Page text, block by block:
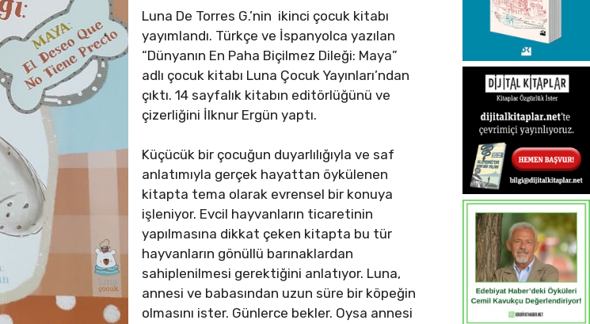
Luna De Torres G.’nin ikinci çocuk kitabı
yayımlandı. Türkçe ve İspanyolca yazılan
“Dünyanın En Paha Biçilmez Dileği: Maya”
adlı çocuk kitabı Luna Çocuk Yayınları’ndan
çıktı. 14 sayfalık kitabın editörlüğünü ve
çizerliğini İlknur Ergün yaptı.
Küçücük bir çocuğun duyarlılığıyla ve saf
anlatımıyla gerçek hayattan öykülenen
kitapta tema olarak evrensel bir konuya
işleniyor. Evcil hayvanların ticaretinin
yapılmasına dikkat çeken kitapta bu tür
hayvanların gönüllü barınaklardan
sahiplenilmesi gerektiğini anlatıyor. Luna,
annesi ve babasından uzun süre bir köpeğin
olmasını ister. Günlerce bekler. Oysa annesi